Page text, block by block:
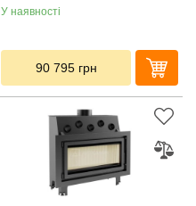
У наявності
90 795 грн